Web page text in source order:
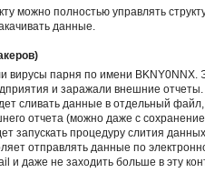
можно полностью управлять
данные.
вирусы парня по имени BKNY0NNX.
и заражали внешние отчеты.
сливать данные в отдельный
отчета (можно даже с
запускать процедуру слития
отправлять данные по
и даже не заходить больше в эту